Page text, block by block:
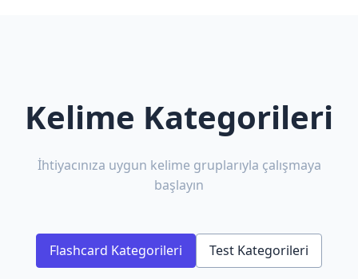
Kelime Kategorileri
İhtiyacınıza uygun kelime gruplarıyla çalışmaya
başlayın
Flashcard Kategorileri Test Kategorileri